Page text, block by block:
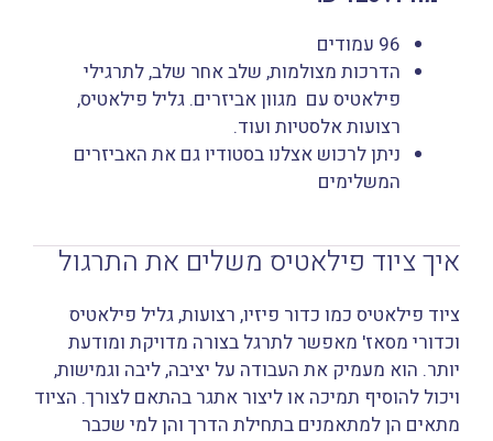
96 עמודים
הדרכות מצולמות, שלב אחר שלב, לתרגילי
פילאטיס עם מגוון אביזרים. גליל פילאטיס,
רצועות אלסטיות ועוד.
ניתן לרכוש אצלנו בסטודיו גם את האביזרים
המשלימים
איך ציוד פילאטיס משלים את התרגול
ציוד פילאטיס כמו כדור פיזיו, רצועות, גליל פילאטיס
וכדורי מסאז' מאפשר לתרגל בצורה מדויקת ומודעת
יותר. הוא מעמיק את העבודה על יציבה, ליבה וגמישות,
ויכול להוסיף תמיכה או ליצור אתגר בהתאם לצורך. הציוד
מתאים הן למתאמנים בתחילת הדרך והן למי שכבר